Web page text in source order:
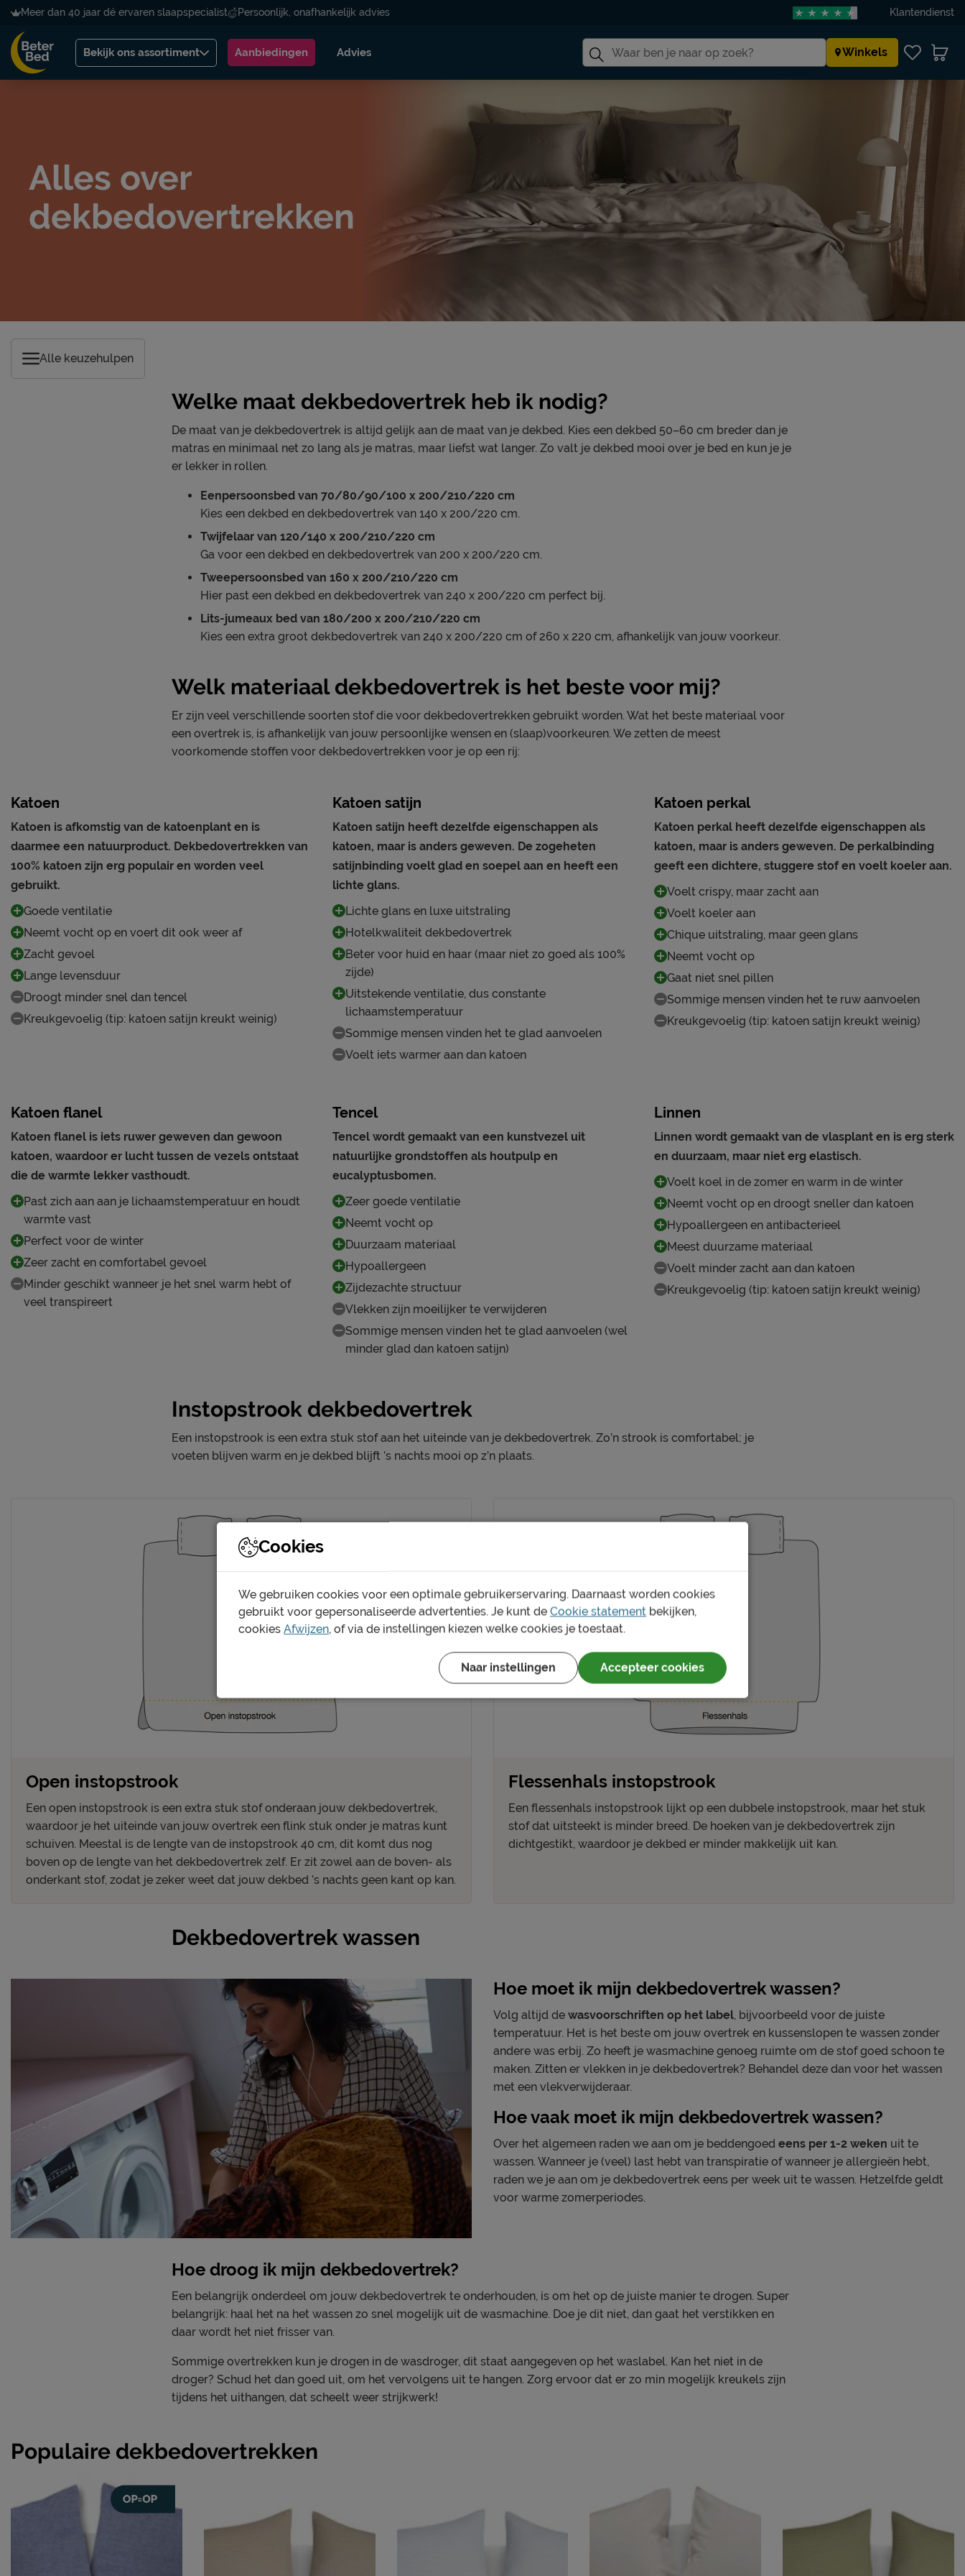
Meer dan 40 jaar dé ervaren slaapspecialist Persoonlijk, onafhankelijk advies Klantendienst
Bekijk ons assortiment Aanbiedingen Advies Winkels
Alles over
dekbedovertrekken
Alle keuzehulpen
Welke maat dekbedovertrek heb ik nodig?
De maat van je dekbedovertrek is altijd gelijk aan de maat van je dekbed. Kies een dekbed 50–60 cm breder dan je
matras en minimaal net zo lang als je matras, maar liefst wat langer. Zo valt je dekbed mooi over je bed en kun je je
er lekker in rollen.
Eenpersoonsbed van 70/80/90/100 x 200/210/220 cm
Kies een dekbed en dekbedovertrek van 140 x 200/220 cm.
Twijfelaar van 120/140 x 200/210/220 cm
Ga voor een dekbed en dekbedovertrek van 200 x 200/220 cm.
Tweepersoonsbed van 160 x 200/210/220 cm
Hier past een dekbed en dekbedovertrek van 240 x 200/220 cm perfect bij.
Lits-jumeaux bed van 180/200 x 200/210/220 cm
Kies een extra groot dekbedovertrek van 240 x 200/220 cm of 260 x 220 cm, afhankelijk van jouw voorkeur.
Welk materiaal dekbedovertrek is het beste voor mij?
Er zijn veel verschillende soorten stof die voor dekbedovertrekken gebruikt worden. Wat het beste materiaal voor
een overtrek is, is afhankelijk van jouw persoonlijke wensen en (slaap)voorkeuren. We zetten de meest
voorkomende stoffen voor dekbedovertrekken voor je op een rij:
Katoen
Katoen is afkomstig van de katoenplant en is
daarmee een natuurproduct. Dekbedovertrekken van
100% katoen zijn erg populair en worden veel
gebruikt.
Goede ventilatie
Neemt vocht op en voert dit ook weer af
Zacht gevoel
Lange levensduur
Droogt minder snel dan tencel
Kreukgevoelig (tip: katoen satijn kreukt weinig)
Katoen satijn
Katoen satijn heeft dezelfde eigenschappen als
katoen, maar is anders geweven. De zogeheten
satijnbinding voelt glad en soepel aan en heeft een
lichte glans.
Lichte glans en luxe uitstraling
Hotelkwaliteit dekbedovertrek
Beter voor huid en haar (maar niet zo goed als 100%
zijde)
Uitstekende ventilatie, dus constante
lichaamstemperatuur
Sommige mensen vinden het te glad aanvoelen
Voelt iets warmer aan dan katoen
Katoen perkal
Katoen perkal heeft dezelfde eigenschappen als
katoen, maar is anders geweven. De perkalbinding
geeft een dichtere, stuggere stof en voelt koeler aan.
Voelt crispy, maar zacht aan
Voelt koeler aan
Chique uitstraling, maar geen glans
Neemt vocht op
Gaat niet snel pillen
Sommige mensen vinden het te ruw aanvoelen
Kreukgevoelig (tip: katoen satijn kreukt weinig)
Katoen flanel
Katoen flanel is iets ruwer geweven dan gewoon
katoen, waardoor er lucht tussen de vezels ontstaat
die de warmte lekker vasthoudt.
Past zich aan aan je lichaamstemperatuur en houdt
warmte vast
Perfect voor de winter
Zeer zacht en comfortabel gevoel
Minder geschikt wanneer je het snel warm hebt of
veel transpireert
Tencel
Tencel wordt gemaakt van een kunstvezel uit
natuurlijke grondstoffen als houtpulp en
eucalyptusbomen.
Zeer goede ventilatie
Neemt vocht op
Duurzaam materiaal
Hypoallergeen
Zijdezachte structuur
Vlekken zijn moeilijker te verwijderen
Sommige mensen vinden het te glad aanvoelen (wel
minder glad dan katoen satijn)
Linnen
Linnen wordt gemaakt van de vlasplant en is erg sterk
en duurzaam, maar niet erg elastisch.
Voelt koel in de zomer en warm in de winter
Neemt vocht op en droogt sneller dan katoen
Hypoallergeen en antibacterieel
Meest duurzame materiaal
Voelt minder zacht aan dan katoen
Kreukgevoelig (tip: katoen satijn kreukt weinig)
Instopstrook dekbedovertrek
Een instopstrook is een extra stuk stof aan het uiteinde van je dekbedovertrek. Zo’n strook is comfortabel; je
voeten blijven warm en je dekbed blijft ’s nachts mooi op z’n plaats.
Open instopstrook
Een open instopstrook is een extra stuk stof onderaan jouw dekbedovertrek,
waardoor je het uiteinde van jouw overtrek een flink stuk onder je matras kunt
schuiven. Meestal is de lengte van de instopstrook 40 cm, dit komt dus nog
boven op de lengte van het dekbedovertrek zelf. Er zit zowel aan de boven- als
onderkant stof, zodat je zeker weet dat jouw dekbed ’s nachts geen kant op kan.
Flessenhals instopstrook
Een flessenhals instopstrook lijkt op een dubbele instopstrook, maar het stuk
stof dat uitsteekt is minder breed. De hoeken van je dekbedovertrek zijn
dichtgestikt, waardoor je dekbed er minder makkelijk uit kan.
Dekbedovertrek wassen
Hoe moet ik mijn dekbedovertrek wassen?
Volg altijd de wasvoorschriften op het label, bijvoorbeeld voor de juiste
temperatuur. Het is het beste om jouw overtrek en kussenslopen te wassen zonder
andere was erbij. Zo heeft je wasmachine genoeg ruimte om de stof goed schoon te
maken. Zitten er vlekken in je dekbedovertrek? Behandel deze dan voor het wassen
met een vlekverwijderaar.
Hoe vaak moet ik mijn dekbedovertrek wassen?
Over het algemeen raden we aan om je beddengoed eens per 1-2 weken uit te
wassen. Wanneer je (veel) last hebt van transpiratie of wanneer je allergieën hebt,
raden we je aan om je dekbedovertrek eens per week uit te wassen. Hetzelfde geldt
voor warme zomerperiodes.
Hoe droog ik mijn dekbedovertrek?
Een belangrijk onderdeel om jouw dekbedovertrek te onderhouden, is om het op de juiste manier te drogen. Super
belangrijk: haal het na het wassen zo snel mogelijk uit de wasmachine. Doe je dit niet, dan gaat het verstikken en
daar wordt het niet frisser van.
Sommige overtrekken kun je drogen in de wasdroger, dit staat aangegeven op het waslabel. Kan het niet in de
droger? Schud het dan goed uit, om het vervolgens uit te hangen. Zorg ervoor dat er zo min mogelijk kreukels zijn
tijdens het uithangen, dat scheelt weer strijkwerk!
Populaire dekbedovertrekken
Cookies
We gebruiken cookies voor een optimale gebruikerservaring. Daarnaast worden cookies
gebruikt voor gepersonaliseerde advertenties. Je kunt de Cookie statement bekijken,
cookies Afwijzen, of via de instellingen kiezen welke cookies je toestaat.
Naar instellingen Accepteer cookies